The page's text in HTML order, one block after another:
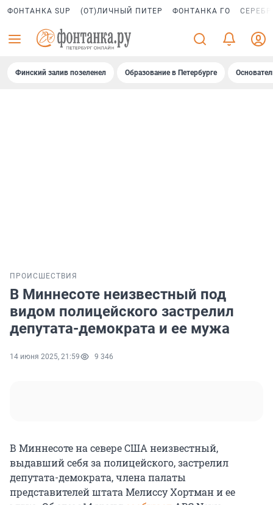
ФОНТАНКА SUP (ОТ)ЛИЧНЫЙ ПИТЕР ФОНТАНКА ГО
Финский залив позеленел Образование в Петербурге
ПРОИСШЕСТВИЯ
В Миннесоте неизвестный под
видом полицейского застрелил
депутата-демократа и ее мужа
14 июня 2025, 21:59 9 346
В Миннесоте на севере США неизвестный,
выдавший себя за полицейского, застрелил
депутата-демократа, члена палаты
представителей штата Мелиссу Хортман и ее